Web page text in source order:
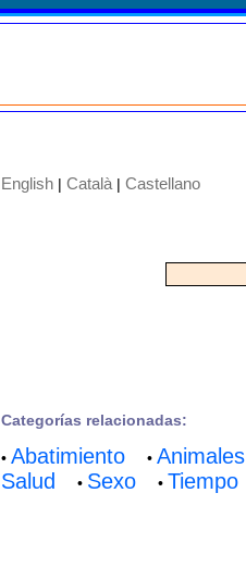
English | Català| Castellano
Categorías relacionadas:
• Abatimiento • Animales
Salud • Sexo • Tiempo